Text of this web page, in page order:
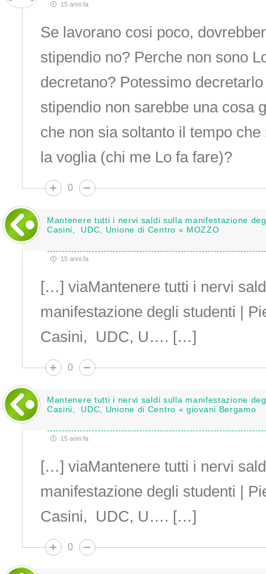
15 anni fa
Se lavorano cosi poco,
stipendio no? Perche non sono
decretano? Potessimo
stipendio non sarebbe una cosa
che non sia soltanto il tempo
la voglia (chi me Lo fa fare)?
0
Mantenere tutti i nervi saldi sulla manifestazione
Casini, UDC, Unione di Centro « MOZZO
15 anni fa
[…] viaMantenere tutti i nervi
manifestazione degli studenti |
Casini, UDC, U…. […]
0
Mantenere tutti i nervi saldi sulla manifestazione
Casini, UDC, Unione di Centro « giovani Bergamo
15 anni fa
[…] viaMantenere tutti i nervi
manifestazione degli studenti |
Casini, UDC, U…. […]
0